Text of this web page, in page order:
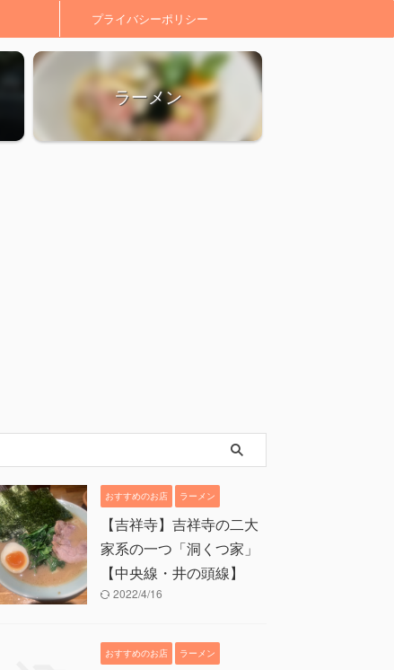
プライバシーポリシー
ラーメン
おすすめのお店 ラーメン
【吉祥寺】吉祥寺の二大
家系の一つ「洞くつ家」
【中央線・井の頭線】
2022/4/16
おすすめのお店 ラーメン